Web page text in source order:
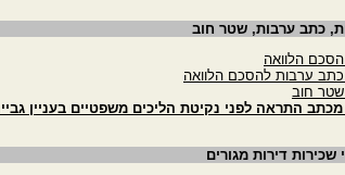
כתב ערבות, שטר חוב
הלוואה
ערבות להסכם הלוואה
חוב
התראה לפני נקיטת הליכים משפטיים בעניין
דירות מגורים